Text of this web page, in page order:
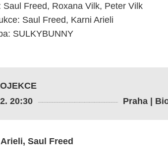
Saul Freed, Roxana Vilk, Peter Vilk
: Saul Freed, Karni Arieli ​
: SULKYBUNNY
20:30
Praha |
Saul Freed